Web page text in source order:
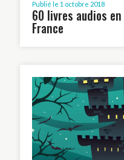
Publié le 1 octobre 2018
60 livres audios
France